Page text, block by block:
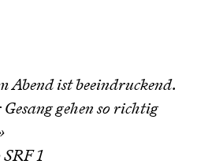
Abend ist beeindruckend.
gehen so richtig
1